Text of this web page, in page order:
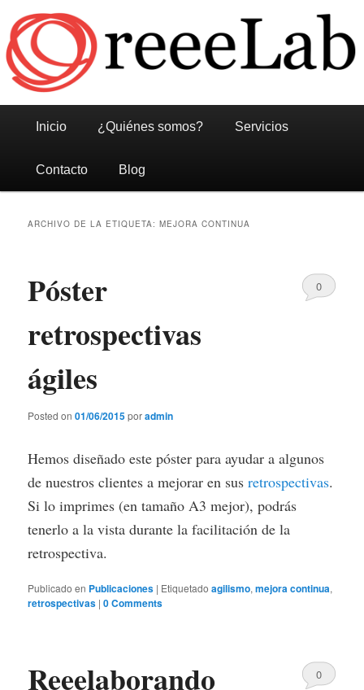
Reeelab
principal
Ir
contenido
principal
Ir
contenido
secundario
Inicio ¿Quiénes somos? Servicios
Contacto Blog
ARCHIVO DE LA ETIQUETA:MEJORA CONTINUA
Póster
retrospectivas
ágiles
Posted on01/06/2015poradmin
0
Hemos diseñado este póster para ayudar a algunos
de nuestros clientes a mejorar en susretrospectivas.
Si lo imprimes (en tamaño A3 mejor), podrás
tenerlo a la vista durante la facilitación de la
retrospectiva.
Publicado en Publicaciones | Etiquetado agilismo,mejora continua,
retrospectivas |0 Comments
Reeelaborando
0